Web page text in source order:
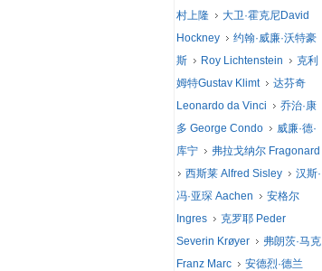
村上隆
大卫·霍克尼David
Hockney
约翰·威廉·沃特豪
斯
Roy Lichtenstein
克利
姆特Gustav Klimt
达芬奇
Leonardo da Vinci
乔治·康
多 George Condo
威廉·德·
库宁
弗拉戈纳尔 Fragonard
西斯莱 Alfred Sisley
汉斯·
冯·亚琛 Aachen
安格尔
Ingres
克罗耶 Peder
Severin Krøyer
弗朗茨·马克
Franz Marc
安德烈·德兰